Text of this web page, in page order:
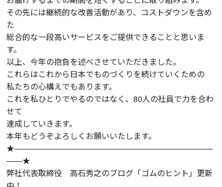
その先には継続的な改善活動があり、コストダウンを含め
た
総合的な一段高いサービスをご提供できることと思いま
す。
以上、今年の抱負を述べさせていただきました。
これらはこれから日本でものづくりを続けていくための
私たちの心構えでもあります。
これを私ひとりでやるのではなく、80人の社員で力を合わ
せて
達成していきます。
本年もどうぞよろしくお願いいたします。
★―――――――――――――――――――――――――
――★
弊社代表取締役 高石秀之のブログ「ゴムのヒント」更新